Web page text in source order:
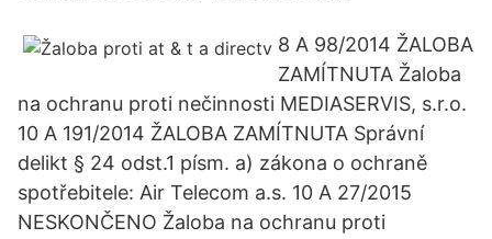
8 A 98/2014 ŽALOBA
ZAMÍTNUTA Žaloba
na ochranu proti nečinnosti MEDIASERVIS, s.r.o.
10 A 191/2014 ŽALOBA ZAMÍTNUTA Správní
delikt § 24 odst.1 písm. a) zákona o ochraně
spotřebitele: Air Telecom a.s. 10 A 27/2015
NESKONČENO Žaloba na ochranu proti